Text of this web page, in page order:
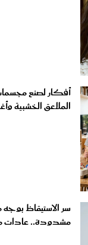
أفكار لصنع
الملاعق الخشبية
سر الاستيقاظ
مشدودة.. عادات